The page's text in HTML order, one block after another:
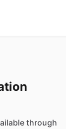
through